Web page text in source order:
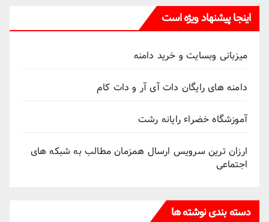
اینجا پیشنهاد ویژه است
میزبانی وبسایت و خرید دامنه
دامنه های رایگان دات آی آر و دات کام
آموزشگاه خضراء رایانه رشت
ارزان ترین سرویس ارسال همزمان مطالب به شبکه های
اجتماعی
دسته بندی نوشته ها